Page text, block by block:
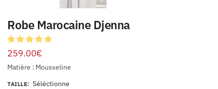
Robe Marocaine Djenna
259.00€
Matière : Mousseline
TAILLE: Séléctionne